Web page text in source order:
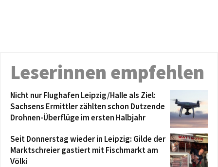
Leserinnen empfehlen
Nicht nur Flughafen Leipzig/Halle als Ziel:
Sachsens Ermittler zählten schon Dutzende
Drohnen-Überflüge im ersten Halbjahr
Seit Donnerstag wieder in Leipzig: Gilde der
Marktschreier gastiert mit Fischmarkt am
Völki